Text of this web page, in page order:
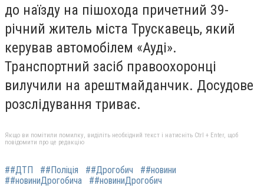
до наїзду на пішохода причетний 39-
річний житель міста Трускавець, який
керував автомобілем «Ауді».
Транспортний засіб правоохоронці
вилучили на арештмайданчик. Досудове
розслідування триває.
Якщо ви помітили помилку, виділіть необхідний текст і натисніть Ctrl + Enter, щоб
повідомити про це редакцію
##ДТП ##Поліція ##Дрогобич
##новини
##новиниДрогобича
##новиниДрогобич